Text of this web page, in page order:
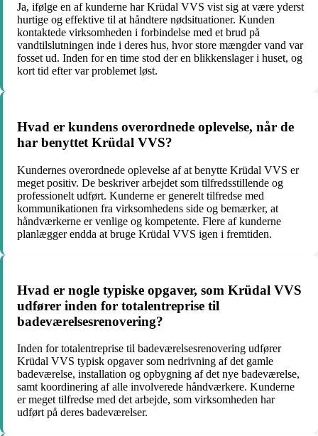
Ja, ifølge en af kunderne har Krüdal VVS vist sig at være yderst
hurtige og effektive til at håndtere nødsituationer. Kunden
kontaktede virksomheden i forbindelse med et brud på
vandtilslutningen inde i deres hus, hvor store mængder vand var
fosset ud. Inden for en time stod der en blikkenslager i huset, og
kort tid efter var problemet løst.
Hvad er kundens overordnede oplevelse, når de
har benyttet Krüdal VVS?
Kundernes overordnede oplevelse af at benytte Krüdal VVS er
meget positiv. De beskriver arbejdet som tilfredsstillende og
professionelt udført. Kunderne er generelt tilfredse med
kommunikationen fra virksomhedens side og bemærker, at
håndværkerne er venlige og kompetente. Flere af kunderne
planlægger endda at bruge Krüdal VVS igen i fremtiden.
Hvad er nogle typiske opgaver, som Krüdal VVS
udfører inden for totalentreprise til
badeværelsesrenovering?
Inden for totalentreprise til badeværelsesrenovering udfører
Krüdal VVS typisk opgaver som nedrivning af det gamle
badeværelse, installation og opbygning af det nye badeværelse,
samt koordinering af alle involverede håndværkere. Kunderne
er meget tilfredse med det arbejde, som virksomheden har
udført på deres badeværelser.